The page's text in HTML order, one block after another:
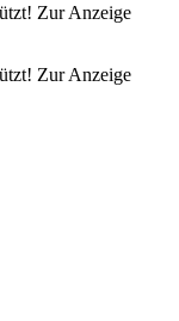
Zur Anzeige
Zur Anzeige